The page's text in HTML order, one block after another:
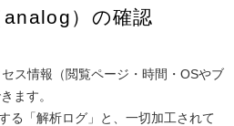
）の確認
ス情報（閲覧ページ・時間・OSやブ
ます。
る「解析ログ」と、一切加工されて